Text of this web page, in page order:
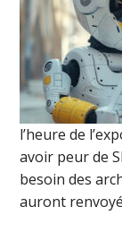
l’heure de
avoir peur de
besoin des
auront